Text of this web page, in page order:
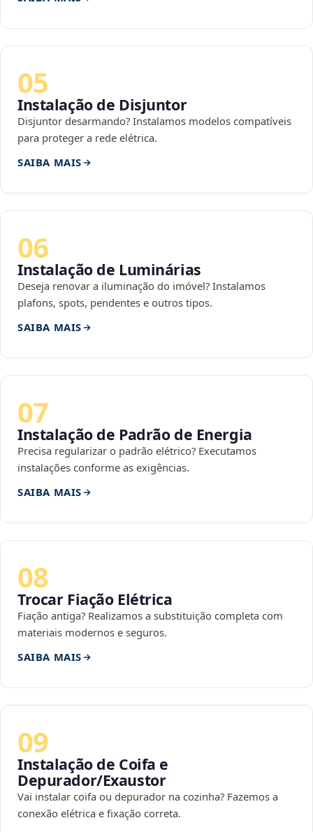
05
Instalação de Disjuntor
Disjuntor desarmando? Instalamos modelos compatíveis
para proteger a rede elétrica.
SAIBA MAIS
06
Instalação de Luminárias
Deseja renovar a iluminação do imóvel? Instalamos
plafons, spots, pendentes e outros tipos.
SAIBA MAIS
07
Instalação de Padrão de Energia
Precisa regularizar o padrão elétrico? Executamos
instalações conforme as exigências.
SAIBA MAIS
08
Trocar Fiação Elétrica
Fiação antiga? Realizamos a substituição completa com
materiais modernos e seguros.
SAIBA MAIS
09
Instalação de Coifa e
Depurador/Exaustor
Vai instalar coifa ou depurador na cozinha? Fazemos a
conexão elétrica e fixação correta.